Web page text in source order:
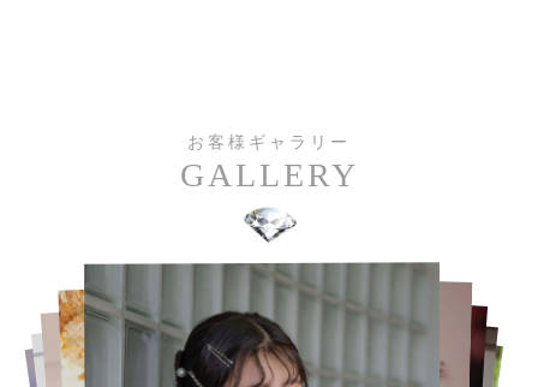
お客様ギャラリー
GALLERY